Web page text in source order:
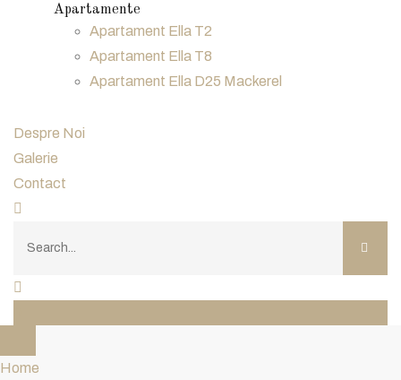
Apartamente
Apartament Ella T2
Apartament Ella T8
Apartament Ella D25 Mackerel
Despre Noi
Galerie
Contact
Home